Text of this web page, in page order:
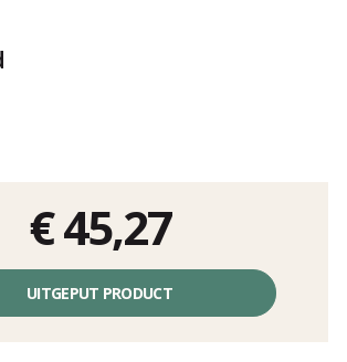
€ 45,27
UITGEPUT PRODUCT